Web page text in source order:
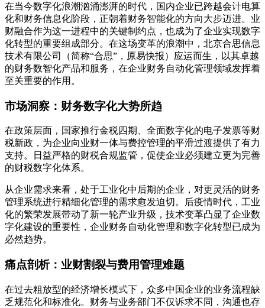
在当今数字化浪潮汹涌澎湃的时代，国内企业已跨越会计电算
化和财务信息化阶段，正朝着财务智能化的方向大步迈进。业
财融合作为这一进程中的关键制约点，也成为了企业实现数字
化转型的重要组成部分。在这场变革的浪潮中，北京合思信息
技术有限公司（简称“合思”，原易快报）应运而生，以其卓越
的财务数智化产品和服务，在企业财务自动化管理领域发挥着
至关重要的作用。
市场洞察：财务数字化大势所趋
在政策层面，国家推行金税四期、全面数字化的电子发票等财
税新政，为企业向业财一体与费控管理的平滑过渡提供了有力
支持。日益严格的财税合规监管，促使企业必须建立更为完善
的财税数字化体系。
从企业需求来看，处于工业化中后期的企业，对更灵活的财务
管理系统进行精细化管理的需求愈发迫切。后疫情时代，工业
化的繁荣发展带动了新一轮产业升级，技术变革凸显了企业数
字化建设的重要性，企业财务自动化管理和数字化转型已成为
必然趋势。
痛点剖析：业财割裂与费用管理难题
在过去粗放型的经济增长模式下，众多中国企业的业务流程缺
乏规范化和标准化。财务与业务部门不仅诉求不同，沟通也存